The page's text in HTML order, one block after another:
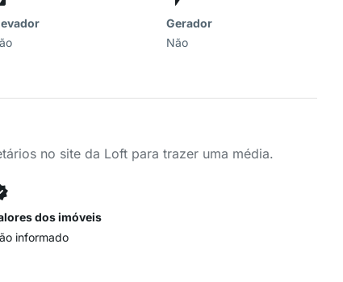
Gerador
Não
no site da Loft para trazer uma média.
dos imóveis
informado